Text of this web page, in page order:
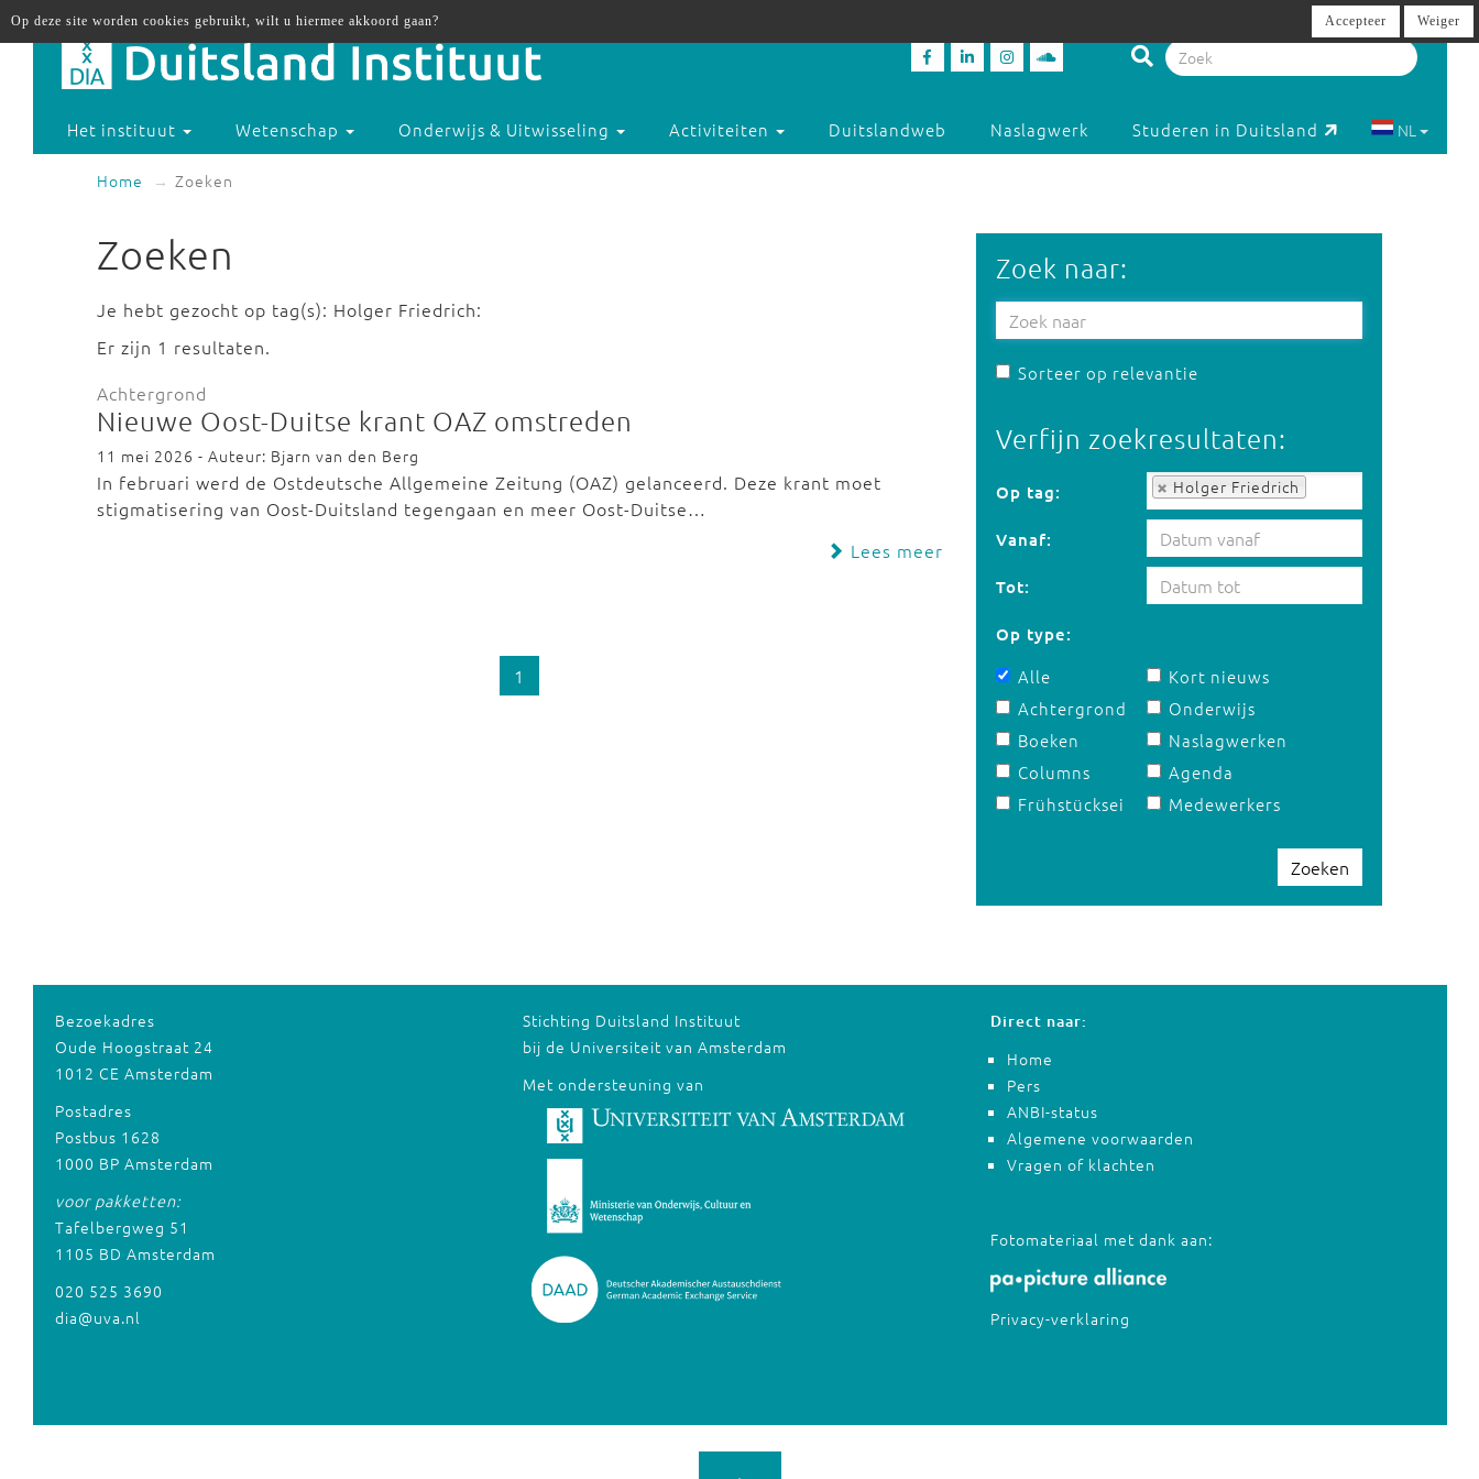
Het instituut Wetenschap Onderwijs & Uitwisseling Activiteiten Duitslandweb Naslagwerk Studeren in Duitsland NL
Home Zoeken
Zoeken
Je hebt gezocht op tag(s): Holger Friedrich:
Er zijn 1 resultaten.
Achtergrond
Nieuwe Oost-Duitse krant OAZ omstreden
11 mei 2026 - Auteur: Bjarn van den Berg
In februari werd de Ostdeutsche Allgemeine Zeitung (OAZ) gelanceerd. Deze krant moet
stigmatisering van Oost-Duitsland tegengaan en meer Oost-Duitse…
Lees meer
1
Zoek naar:
Sorteer op relevantie
Verfijn zoekresultaten:
Op tag: Holger Friedrich
Op tag:
Vanaf:
Tot:
Op type:
Alle
Achtergrond
Boeken
Columns
Frühstücksei
Kort nieuws
Onderwijs
Naslagwerken
Agenda
Medewerkers
Zoeken
Bezoekadres
Oude Hoogstraat 24
1012 CE Amsterdam
Postadres
Postbus 1628
1000 BP Amsterdam
voor pakketten:
Tafelbergweg 51
1105 BD Amsterdam
020 525 3690
dia@uva.nl
Stichting Duitsland Instituut
bij de Universiteit van Amsterdam
Met ondersteuning van
Direct naar:
Home
Pers
ANBI-status
Algemene voorwaarden
Vragen of klachten
Fotomateriaal met dank aan:
Privacy-verklaring
Op deze site worden cookies gebruikt, wilt u hiermee akkoord gaan? Accepteer Weiger